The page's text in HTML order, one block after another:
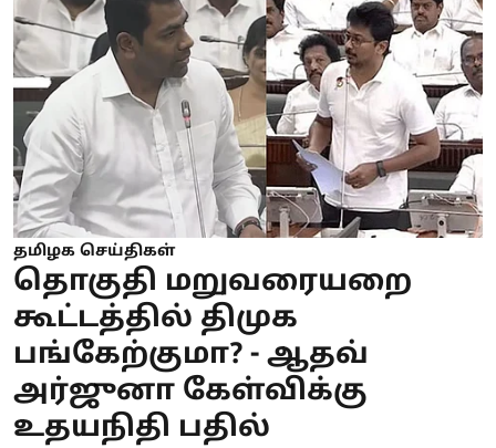
தமிழக செய்திகள்
தொகுதி மறுவரையறை
கூட்டத்தில் திமுக
பங்கேற்குமா? - ஆதவ்
அர்ஜுனா கேள்விக்கு
உதயநிதி பதில்